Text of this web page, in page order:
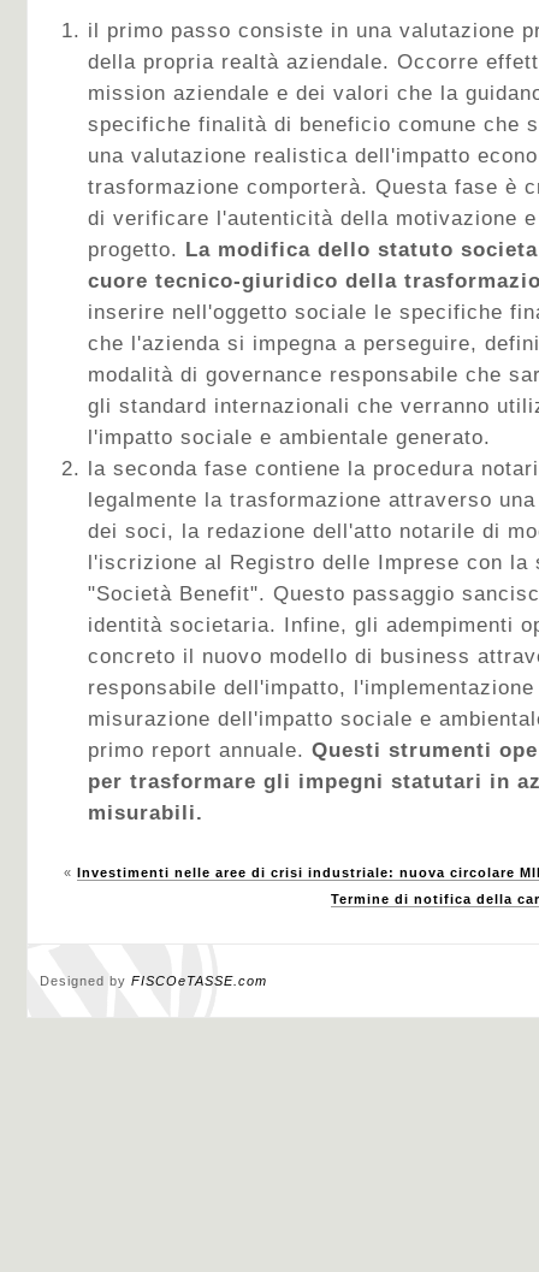
il primo passo consiste in una valutazione
della propria realtà aziendale. Occorre
mission aziendale e dei valori che la
specifiche finalità di beneficio comune che
una valutazione realistica dell'impatto
trasformazione comporterà. Questa fase è
di verificare l'autenticità della motivazione
progetto. La modifica dello statuto
cuore tecnico-giuridico della
inserire nell'oggetto sociale le specifiche
che l'azienda si impegna a perseguire,
modalità di governance responsabile che
gli standard internazionali che verranno
l'impatto sociale e ambientale generato.
la seconda fase contiene la procedura
legalmente la trasformazione attraverso
dei soci, la redazione dell'atto notarile di
l'iscrizione al Registro delle Imprese con la
"Società Benefit". Questo passaggio
identità societaria. Infine, gli adempimenti
concreto il nuovo modello di business
responsabile dell'impatto,
misurazione dell'impatto sociale e
primo report annuale. Questi strumenti
per trasformare gli impegni statutari in
misurabili.
« Investimenti nelle aree di crisi industriale: nuova circolare
Termine di notifica della
Designed by FISCOeTASSE.com